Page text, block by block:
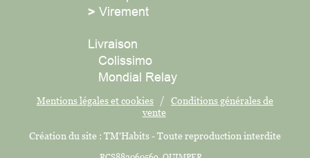
> Virement
Livraison
Colissimo
Mondial Relay
Mentions légales et cookies / Conditions générales de
vente
Création du site : TM'Habits - Toute reproduction interdite